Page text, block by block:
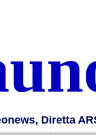
Diretta